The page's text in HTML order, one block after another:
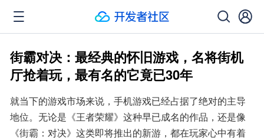
街霸对决：最经典的怀旧游戏，名将街机
厅抢着玩，最有名的它竟已30年
就当下的游戏市场来说，手机游戏已经占据了绝对的主导
地位。无论是《王者荣耀》这种早已成名的作品，还是像
《街霸：对决》这类即将推出的新游，都在玩家心中有着